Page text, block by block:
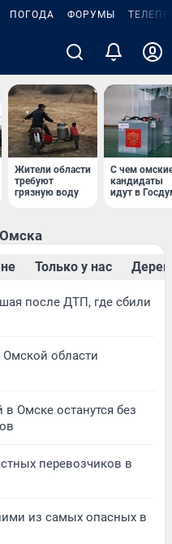
ПОГОДА ФОРУМЫ
Жители области
требуют
грязную воду
С чем
кандидаты
идут в
Только у нас
после ДТП, где сбили
области
Омске останутся без
перевозчиков в
из самых опасных в